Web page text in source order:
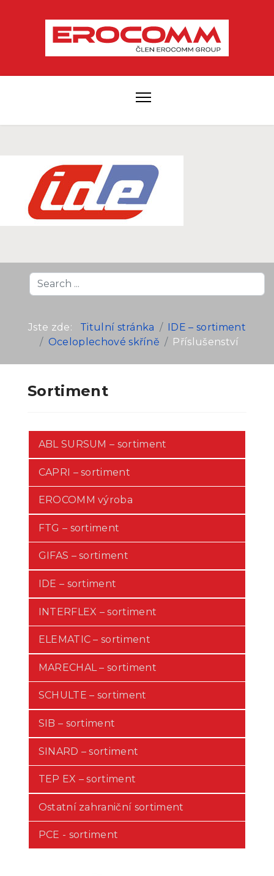
Search
...
Jste zde: Titulní stránka
IDE – sortiment
Oceloplechové skříně
Příslušenství
Sortiment
ABL SURSUM – sortiment
CAPRI – sortiment
EROCOMM výroba
FTG – sortiment
GIFAS – sortiment
IDE – sortiment
INTERFLEX – sortiment
ELEMATIC – sortiment
MARECHAL – sortiment
SCHULTE – sortiment
SIB – sortiment
SINARD – sortiment
TEP EX – sortiment
Ostatní zahraniční sortiment
PCE - sortiment